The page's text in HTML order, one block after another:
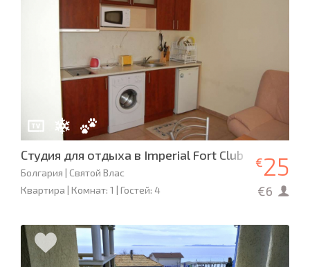
Студия для отдыха в Imperial Fort Club
Болгария | Святой Влас
Квартира | Комнат: 1 | Гостей: 4
€25
€6